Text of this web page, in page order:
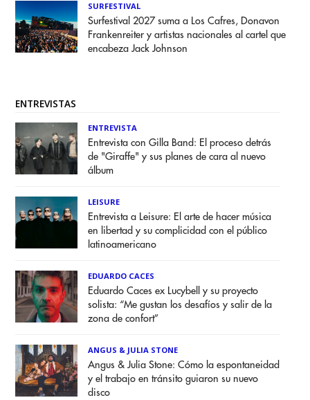
SURFESTIVAL
Surfestival 2027 suma a Los Cafres, Donavon
Frankenreiter y artistas nacionales al cartel que
encabeza Jack Johnson
ENTREVISTAS
ENTREVISTA
Entrevista con Gilla Band: El proceso detrás
de "Giraffe" y sus planes de cara al nuevo
álbum
LEISURE
Entrevista a Leisure: El arte de hacer música
en libertad y su complicidad con el público
latinoamericano
EDUARDO CACES
Eduardo Caces ex Lucybell y su proyecto
solista: “Me gustan los desafíos y salir de la
zona de confort”
ANGUS & JULIA STONE
Angus & Julia Stone: Cómo la espontaneidad
y el trabajo en tránsito guiaron su nuevo
disco